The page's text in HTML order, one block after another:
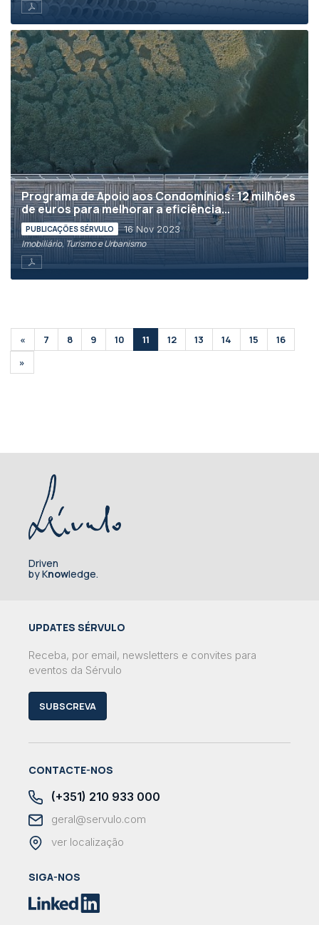
Programa de Apoio aos Condomínios: 12 milhões
de euros para melhorar a eficiência...
PUBLICAÇÕES SÉRVULO 16 Nov 2023
Imobiliário, Turismo e Urbanismo
« 7 8 9 10 11 12 13 14 15
16
»
Driven
by Knowledge.
UPDATES SÉRVULO
Receba, por email, newsletters e convites para
eventos da Sérvulo
SUBSCREVA
CONTACTE-NOS
(+351) 210 933 000
geral@servulo.com
ver localização
SIGA-NOS